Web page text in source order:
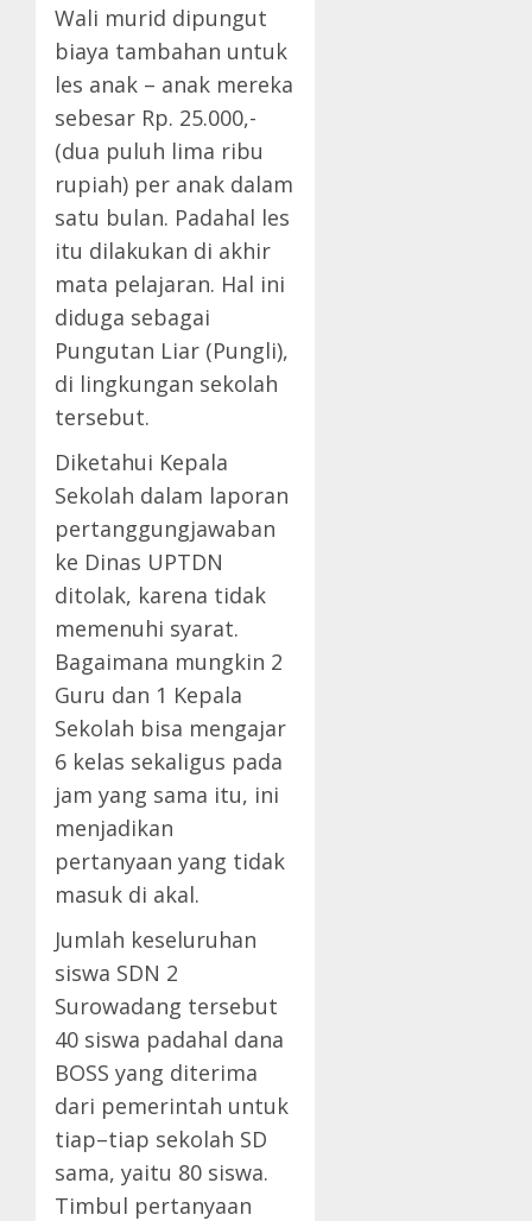
Wali murid dipungut
biaya tambahan untuk
les anak – anak mereka
sebesar Rp. 25.000,-
(dua puluh lima ribu
rupiah) per anak dalam
satu bulan. Padahal les
itu dilakukan di akhir
mata pelajaran. Hal ini
diduga sebagai
Pungutan Liar (Pungli),
di lingkungan sekolah
tersebut.
Diketahui Kepala
Sekolah dalam laporan
pertanggungjawaban
ke Dinas UPTDN
ditolak, karena tidak
memenuhi syarat.
Bagaimana mungkin 2
Guru dan 1 Kepala
Sekolah bisa mengajar
6 kelas sekaligus pada
jam yang sama itu, ini
menjadikan
pertanyaan yang tidak
masuk di akal.
Jumlah keseluruhan
siswa SDN 2
Surowadang tersebut
40 siswa padahal dana
BOSS yang diterima
dari pemerintah untuk
tiap–tiap sekolah SD
sama, yaitu 80 siswa.
Timbul pertanyaan